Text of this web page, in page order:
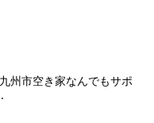
州市空き家なんでもサポ